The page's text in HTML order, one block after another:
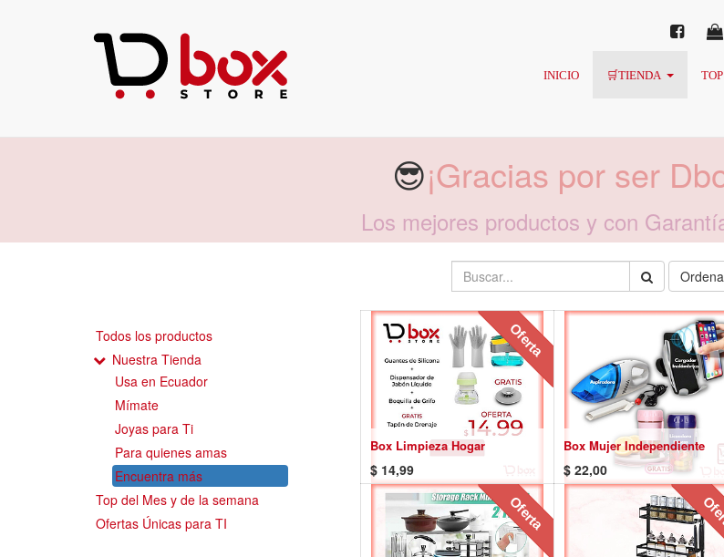
INICIO 🛒TIENDA
😎¡Gracias por ser
Los mejores productos y con
Todos los productos
Nuestra Tienda
Usa en Ecuador
Mímate
Joyas para Ti
Para quienes amas
Encuentra más
Top del Mes y de la semana
Ofertas Únicas para TI
Oferta
Box Limpieza Hogar
$ 14,99
Box Mujer Independiente
$ 22,00
Oferta